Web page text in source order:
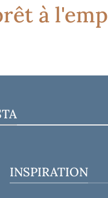
à
INSPIRATION